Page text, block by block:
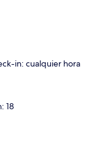
in: cualquier hora
18